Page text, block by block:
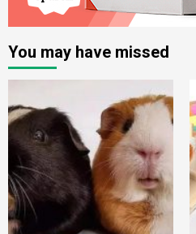
You may have missed